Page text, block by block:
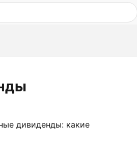
дивиденды: какие